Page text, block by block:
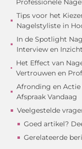
Professionele
Tips voor het
Nagelstyliste in
In de Spotlight
Interview en
Het Effect van
Vertrouwen en
Afronding en
Afspraak Vandaag
Veelgestelde
Goed artikel?
Gerelateerde